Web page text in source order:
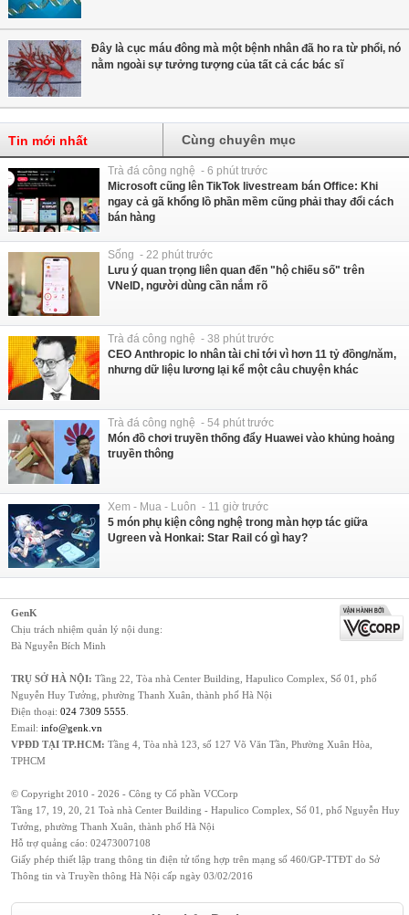
Đây là cục máu đông mà một bệnh nhân đã ho ra từ phổi, nó
nằm ngoài sự tưởng tượng của tất cả các bác sĩ
Tin mới nhất Cùng chuyên mục
Trà đá công nghệ - 6 phút trước
Microsoft cũng lên TikTok livestream bán Office: Khi
ngay cả gã khổng lồ phần mềm cũng phải thay đổi cách
bán hàng
Sống - 22 phút trước
Lưu ý quan trọng liên quan đến "hộ chiếu số" trên
VNeID, người dùng cần nắm rõ
Trà đá công nghệ - 38 phút trước
CEO Anthropic lo nhân tài chỉ tới vì hơn 11 tỷ đồng/năm,
nhưng dữ liệu lương lại kể một câu chuyện khác
Trà đá công nghệ - 54 phút trước
Món đồ chơi truyền thống đẩy Huawei vào khủng hoảng
truyền thông
Xem - Mua - Luôn - 11 giờ trước
5 món phụ kiện công nghệ trong màn hợp tác giữa
Ugreen và Honkai: Star Rail có gì hay?
GenK
Chịu trách nhiệm quản lý nội dung:
Bà Nguyễn Bích Minh
TRỤ SỞ HÀ NỘI: Tầng 22, Tòa nhà Center Building, Hapulico Complex, Số 01, phố
Nguyễn Huy Tưởng, phường Thanh Xuân, thành phố Hà Nội
Điện thoại: 024 7309 5555
Email: info@genk.vn
VPĐD TẠI TP.HCM: Tầng 4, Tòa nhà 123, số 127 Võ Văn Tần, Phường Xuân Hòa,
TPHCM
© Copyright 2010 - 2026 - Công ty Cổ phần VCCorp
Tầng 17, 19, 20, 21 Toà nhà Center Building - Hapulico Complex, Số 01, phố Nguyễn Huy
Tưởng, phường Thanh Xuân, thành phố Hà Nội
Hỗ trợ quảng cáo: 02473007108
Giấy phép thiết lập trang thông tin điện tử tổng hợp trên mạng số 460/GP-TTĐT do Sở
Thông tin và Truyền thông Hà Nội cấp ngày 03/02/2016